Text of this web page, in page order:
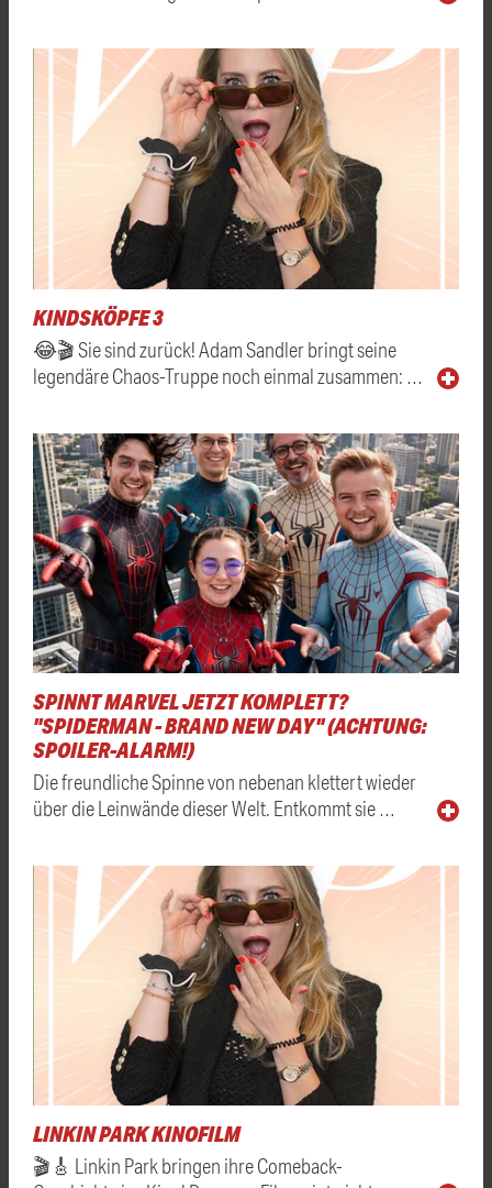
KINDSKÖPFE 3
😂🎬 Sie sind zurück! Adam Sandler bringt seine
legendäre Chaos-Truppe noch einmal zusammen: …
SPINNT MARVEL JETZT KOMPLETT?
"SPIDERMAN - BRAND NEW DAY" (ACHTUNG:
SPOILER-ALARM!)
Die freundliche Spinne von nebenan klettert wieder
über die Leinwände dieser Welt. Entkommt sie …
LINKIN PARK KINOFILM
🎬🎸 Linkin Park bringen ihre Comeback-